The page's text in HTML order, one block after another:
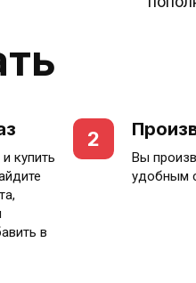
купить
в
2
Вы
удобным